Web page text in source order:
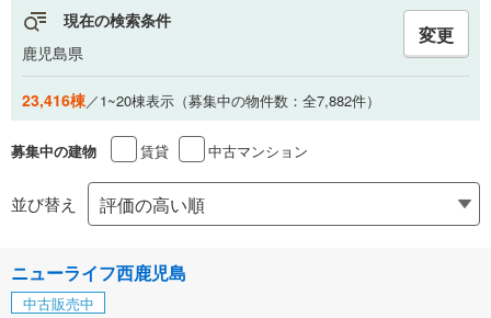
現在の検索条件
鹿児島県
変更
23,416棟／1~20棟表示（募集中の物件数：全7,882件）
募集中の建物 賃貸 中古マンション
並び替え
ニューライフ西鹿児島
中古販売中